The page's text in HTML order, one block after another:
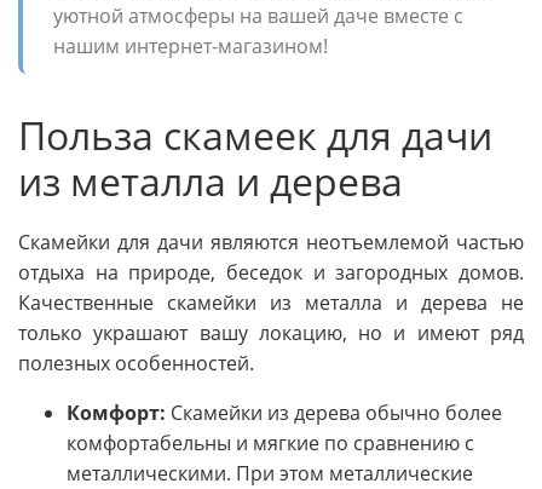
уютной атмосферы на вашей даче вместе с
нашим интернет-магазином!
Польза скамеек для дачи
из металла и дерева
Скамейки для дачи являются неотъемлемой частью
отдыха на природе, беседок и загородных домов.
Качественные скамейки из металла и дерева не
только украшают вашу локацию, но и имеют ряд
полезных особенностей.
Комфорт: Скамейки из дерева обычно более
комфортабельны и мягкие по сравнению с
металлическими. При этом металлические